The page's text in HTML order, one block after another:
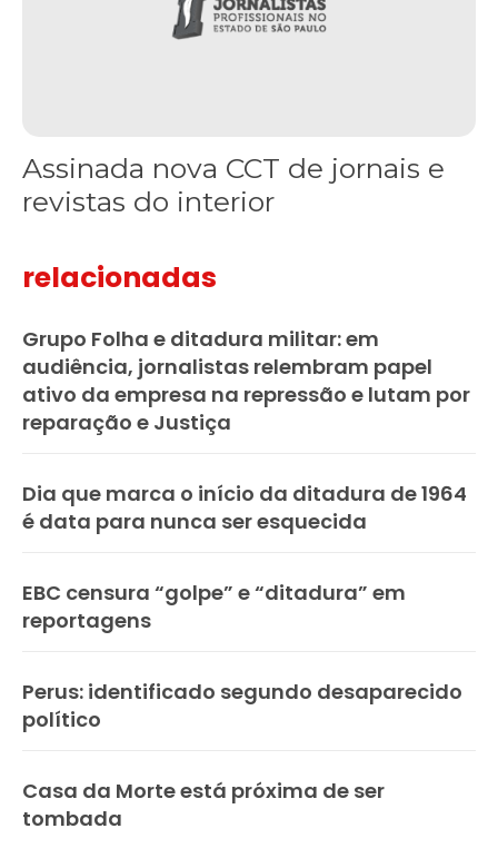
Assinada nova CCT de jornais e
revistas do interior
relacionadas
Grupo Folha e ditadura militar: em
audiência, jornalistas relembram papel
ativo da empresa na repressão e lutam por
reparação e Justiça
Dia que marca o início da ditadura de 1964
é data para nunca ser esquecida
EBC censura “golpe” e “ditadura” em
reportagens
Perus: identificado segundo desaparecido
político
Casa da Morte está próxima de ser
tombada